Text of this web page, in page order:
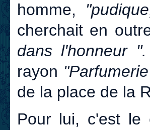
homme,
cherchait en
dans l'honneur ".
rayon
de la place de la
Pour lui, c'est le